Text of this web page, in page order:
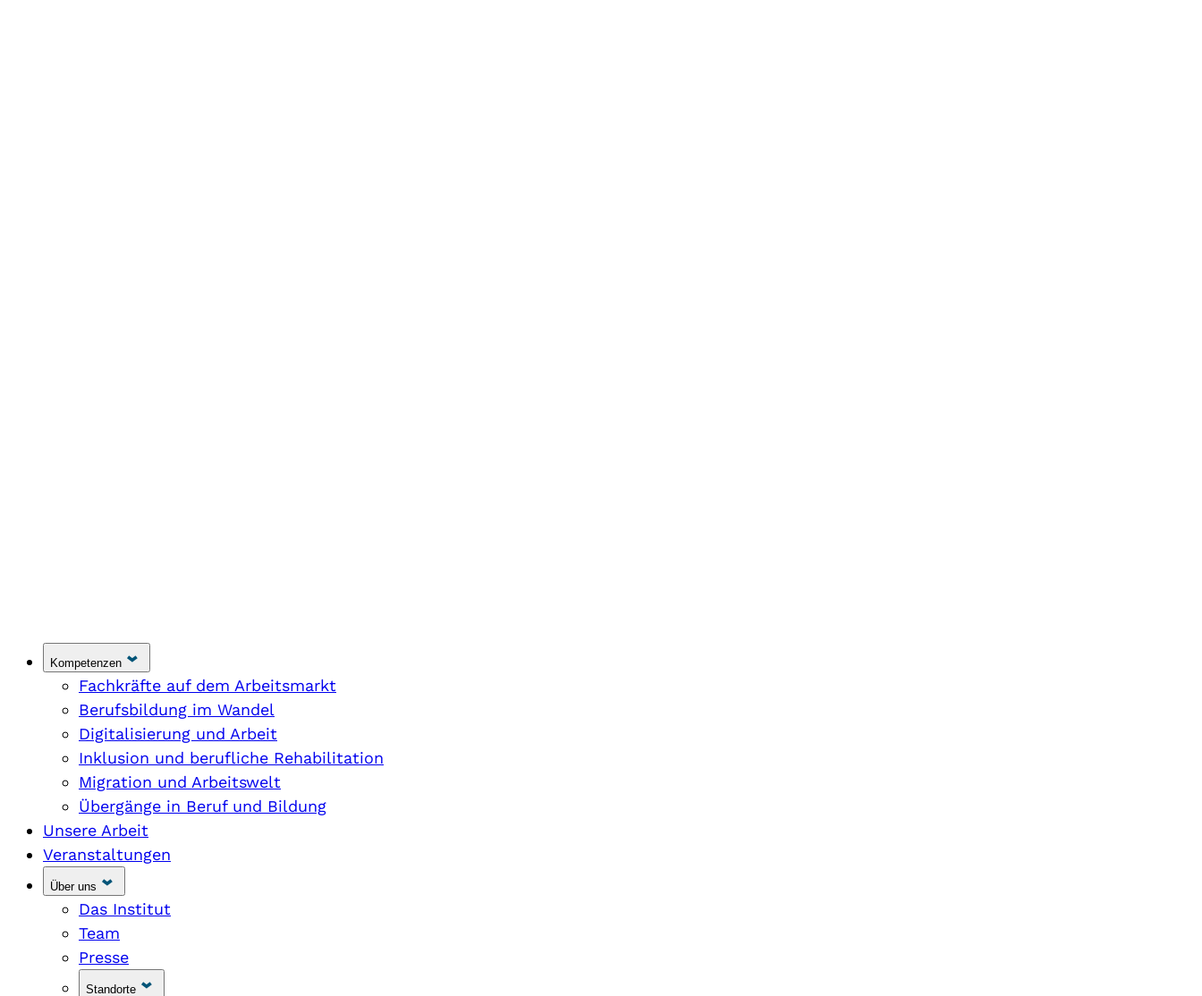
Kompetenzen
Fachkräfte auf dem Arbeitsmarkt
Berufsbildung im Wandel
Digitalisierung und Arbeit
Inklusion und berufliche Rehabilitation
Migration und Arbeitswelt
Übergänge in Beruf und Bildung
Unsere Arbeit
Veranstaltungen
Über uns
Das Institut
Team
Presse
Standorte